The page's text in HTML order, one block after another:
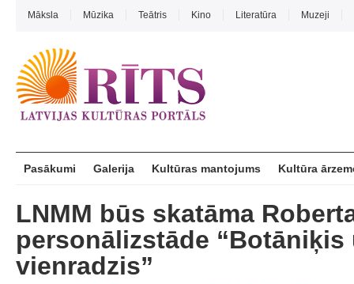
Māksla Mūzika Teātris Kino Literatūra Muzeji
Pasākumi Galerija Kultūras mantojums Kultūra
LNMM būs skatāma
personālizstāde “Botāniķis
vienradzis”